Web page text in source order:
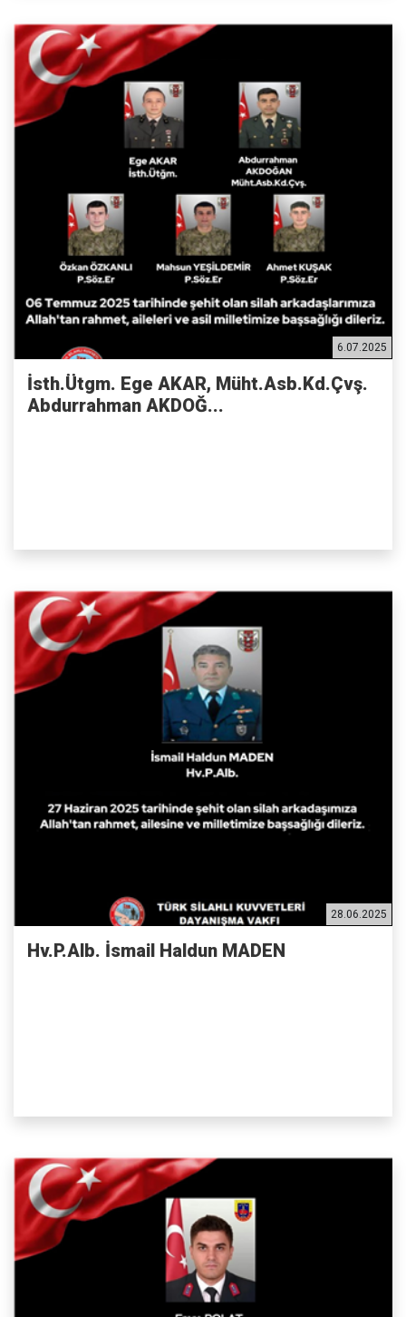
6.07.2025
İsth.Ütgm. Ege AKAR, Müht.Asb.Kd.Çvş.
Abdurrahman AKDOĞ...
28.06.2025
Hv.P.Alb. İsmail Haldun MADEN